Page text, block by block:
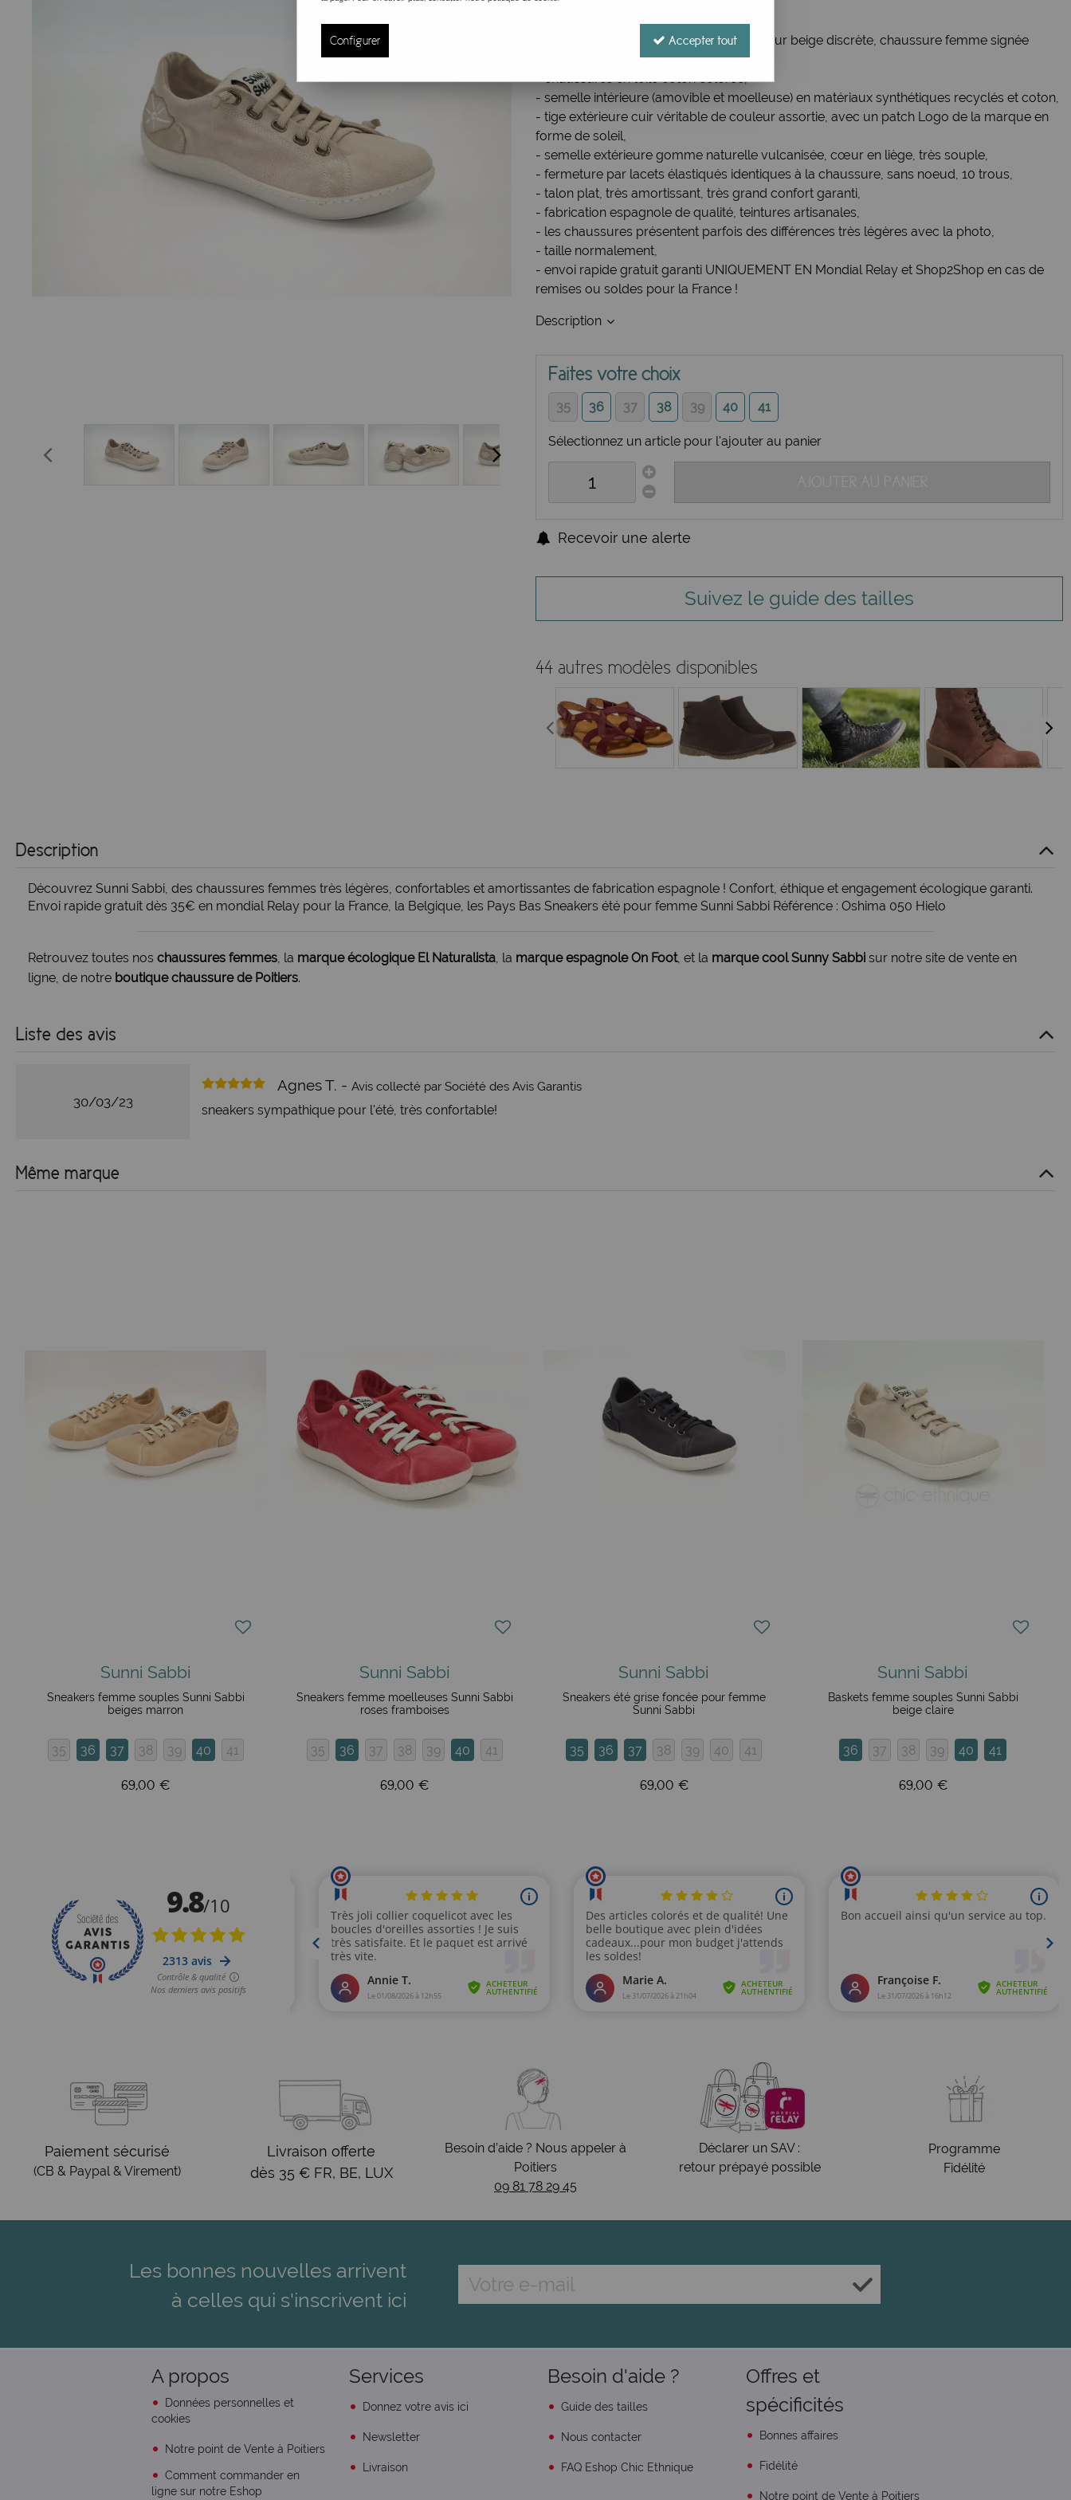
Oshima 050 Hielo
Sneakers femme printemps été de couleur beige discrète, chaussure femme signée
Sunni Sabbi ! Fabrication espagnole,
- chaussures en toile coton colorée,
- semelle intérieure (amovible et moelleuse) en matériaux synthétiques recyclés et coton,
- tige extérieure cuir véritable de couleur assortie, avec un patch Logo de la marque en
forme de soleil,
- semelle extérieure gomme naturelle vulcanisée, cœur en liège, très souple,
- fermeture par lacets élastiqués identiques à la chaussure, sans noeud, 10 trous,
- talon plat, très amortissant, très grand confort garanti,
- fabrication espagnole de qualité, teintures artisanales,
- les chaussures présentent parfois des différences très légères avec la photo,
- taille normalement,
- envoi rapide gratuit garanti UNIQUEMENT EN Mondial Relay et Shop2Shop en cas de
remises ou soldes pour la France !
Description
Faites votre choix
35 36 37 38 39 40 41
Sélectionnez un article pour l'ajouter au panier
Recevoir une alerte
Suivez le guide des tailles
44 autres modèles disponibles
Description
Découvrez Sunni Sabbi, des chaussures femmes très légères, confortables et amortissantes de fabrication espagnole ! Confort, éthique et engagement écologique garanti.
Envoi rapide gratuit dès 35€ en mondial Relay pour la France, la Belgique, les Pays Bas Sneakers été pour femme Sunni Sabbi Référence : Oshima 050 Hielo
Retrouvez toutes nos chaussures femmes, la marque écologique El Naturalista, la marque espagnole On Foot, et la marque cool Sunny Sabbi sur notre site de vente en
ligne, de notre boutique chaussure de Poitiers.
Liste des avis
30/03/23
Agnes T. - Avis collecté par Société des Avis Garantis
sneakers sympathique pour l'été, très confortable!
Même marque
Sunni Sabbi
Sneakers femme souples Sunni Sabbi
beiges marron
35 36 37 38 39 40 41
69,00 €
Sunni Sabbi
Sneakers femme moelleuses Sunni Sabbi
roses framboises
35 36 37 38 39 40 41
69,00 €
Sunni Sabbi
Sneakers été grise foncée pour femme
Sunni Sabbi
35 36 37 38 39 40 41
69,00 €
Sunni Sabbi
Baskets femme souples Sunni Sabbi
beige claire
36 37 38 39 40 41
69,00 €
Paiement sécurisé
(CB & Paypal & Virement)
Livraison offerte
dès 35 € FR, BE, LUX
Besoin d’aide ? Nous appeler à
Poitiers
09 81 78 29 45
Déclarer un SAV :
retour prépayé possible
Programme
Fidélité
Les bonnes nouvelles arrivent
à celles qui s'inscrivent ici
A propos
Données personnelles et
cookies
Notre point de Vente à Poitiers
Comment commander en
ligne sur notre Eshop
Services
Donnez votre avis ici
Newsletter
Livraison
Besoin d'aide ?
Guide des tailles
Nous contacter
FAQ Eshop Chic Ethnique
Offres et
spécificités
Bonnes affaires
Fidélité
Notre point de Vente à Poitiers
Configurer Accepter tout